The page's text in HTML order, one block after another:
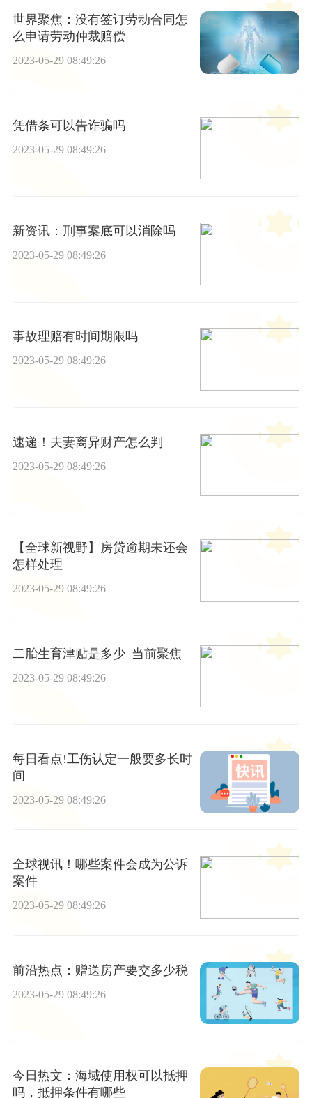
世界聚焦：没有签订劳动合同怎
么申请劳动仲裁赔偿
2023-05-29 08:49:26
凭借条可以告诈骗吗
2023-05-29 08:49:26
新资讯：刑事案底可以消除吗
2023-05-29 08:49:26
事故理赔有时间期限吗
2023-05-29 08:49:26
速递！夫妻离异财产怎么判
2023-05-29 08:49:26
【全球新视野】房贷逾期未还会
怎样处理
2023-05-29 08:49:26
二胎生育津贴是多少_当前聚焦
2023-05-29 08:49:26
每日看点!工伤认定一般要多长时
间
2023-05-29 08:49:26
全球视讯！哪些案件会成为公诉
案件
2023-05-29 08:49:26
前沿热点：赠送房产要交多少税
2023-05-29 08:49:26
今日热文：海域使用权可以抵押
吗，抵押条件有哪些